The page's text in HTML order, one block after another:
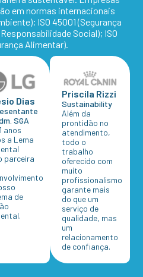
em normas internacionais
ISO 45001 (Segurança
Social); ISO
Alimentar).
Dias
SGA
anos
a Lema
parceira
de
Priscila Rizzi
Sustainability
Além da
prontidão no
atendimento,
todo o
trabalho
oferecido com
muito
profissionalismo
garante mais
do que um
serviço de
qualidade, mas
um
relacionamento
de confiança.